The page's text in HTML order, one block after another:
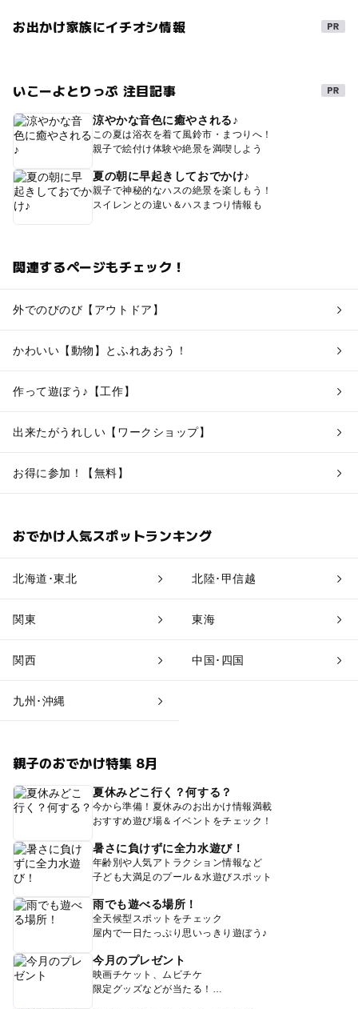
お出かけ家族にイチオシ情報
いこーよとりっぷ 注目記事
涼やかな音色に癒やされる♪
この夏は浴衣を着て風鈴市・まつりへ！
親子で絵付け体験や絶景を満喫しよう
夏の朝に早起きしておでかけ♪
親子で神秘的なハスの絶景を楽しもう！
スイレンとの違い＆ハスまつり情報も
関連するページもチェック！
外でのびのび【アウトドア】
かわいい【動物】とふれあおう！
作って遊ぼう♪【工作】
出来たがうれしい【ワークショップ】
お得に参加！【無料】
おでかけ人気スポットランキング
北海道･東北 北陸･甲信越
関東 東海
関西 中国･四国
九州･沖縄
親子のおでかけ特集 8月
夏休みどこ行く？何する？
今から準備！夏休みのお出かけ情報満載
おすすめ遊び場＆イベントをチェック！
暑さに負けずに全力水遊び！
年齢別や人気アトラクション情報など
子ども大満足のプール＆水遊びスポット
雨でも遊べる場所！
全天候型スポットをチェック
屋内で一日たっぷり思いっきり遊ぼう♪
今月のプレゼント
映画チケット、ムビチケ
限定グッズなどが当たる！